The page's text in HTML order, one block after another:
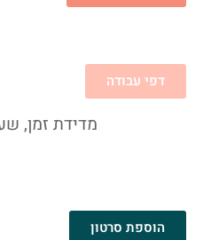
דפי עבודה
מדידת זמן,
הוספת סרטון